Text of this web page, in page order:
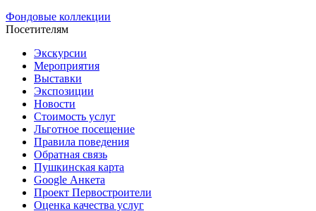
Фондовые коллекции
Посетителям
Экскурсии
Мероприятия
Выставки
Экспозиции
Новости
Стоимость услуг
Льготное посещение
Правила поведения
Обратная связь
Пушкинская карта
Google Анкета
Проект Первостроители
Оценка качества услуг